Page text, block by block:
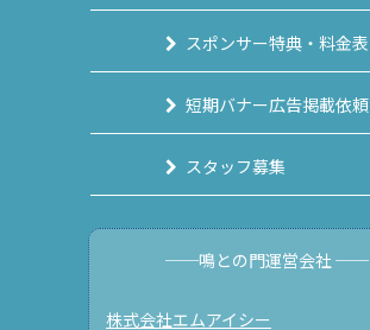
スポンサー特典・料金表
短期バナー広告掲載依頼
スタッフ募集
──鳴との門運営会社 ──
株式会社エムアイシー